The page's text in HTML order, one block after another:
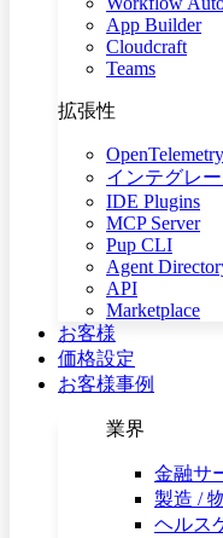
App Builder
Cloudcraft
Teams
拡張性
OpenTelemetry
インテグレ
IDE Plugins
MCP Server
Pup CLI
Agent
API
Marketplace
お客様
価格設定
お客様事例
業界
金融サ
製造 /
ヘルス